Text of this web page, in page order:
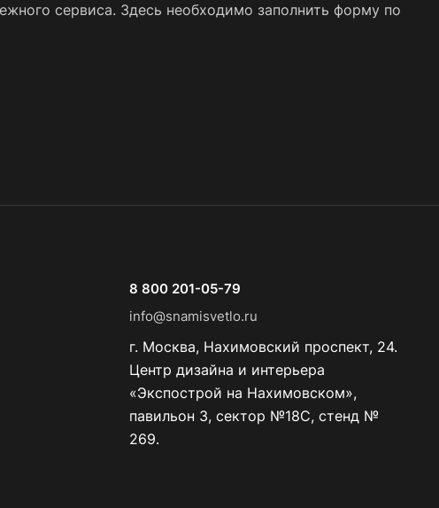
сервиса. Здесь необходимо заполнить форму по
8 800 201-05-79
info@snamisvetlo.ru
г. Москва, Нахимовский проспект, 24.
Центр дизайна и интерьера
«Экспострой на Нахимовском»,
павильон 3, сектор №18С, стенд №
269.